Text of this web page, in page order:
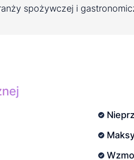
spożywczej i